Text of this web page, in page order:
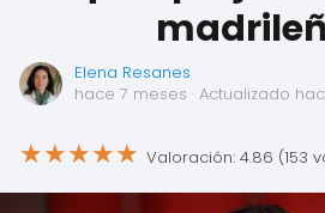
Elena Resanes
hace 7 meses · Actualizado
★★★★★ Valoración: 4.86 (153